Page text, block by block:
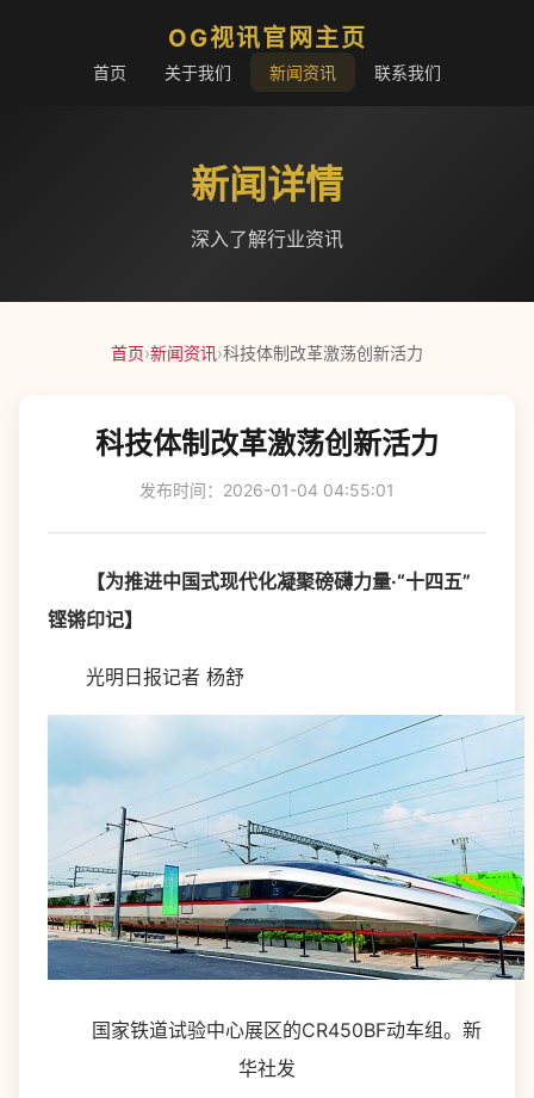
OG视讯官网主页
首页 关于我们 新闻资讯 联系我们
新闻详情
深入了解行业资讯
首页›新闻资讯›科技体制改革激荡创新活力
科技体制改革激荡创新活力
发布时间：2026-01-04 04:55:01
【为推进中国式现代化凝聚磅礴力量·“十四五”
铿锵印记】
光明日报记者 杨舒
国家铁道试验中心展区的CR450BF动车组。新
华社发